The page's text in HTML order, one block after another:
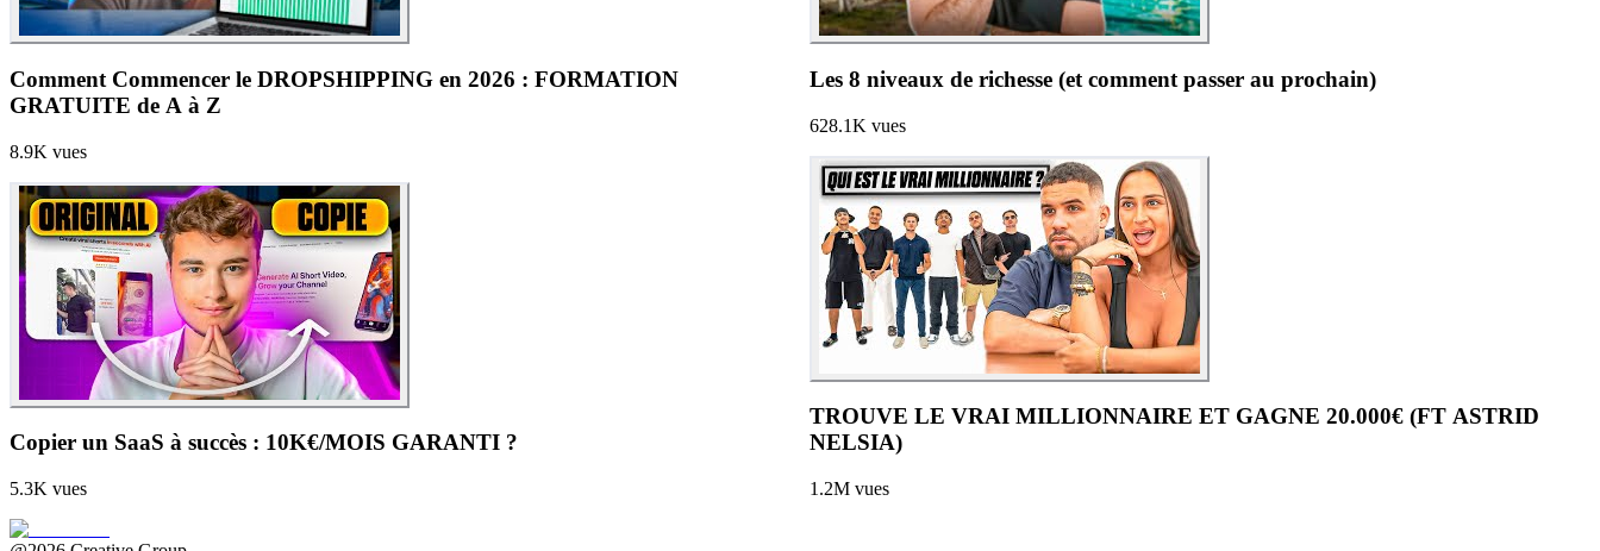
Comment Commencer le DROPSHIPPING en 2026 : FORMATION
GRATUITE de A à Z
8.9K vues
Copier un SaaS à succès : 10K€/MOIS GARANTI ?
5.3K vues
Les 8 niveaux de richesse (et comment passer au prochain)
628.1K vues
TROUVE LE VRAI MILLIONNAIRE ET GAGNE 20.000€ (FT ASTRID
NELSIA)
1.2M vues